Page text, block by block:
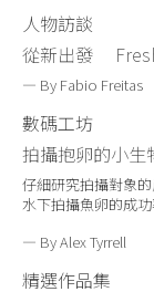
人物訪談
從新出發
— By Fabio Freitas
數碼工坊
拍攝抱卵的小
仔細研究拍攝對象
水下拍攝魚卵的成功
— By Alex Tyrrell
精選作品集